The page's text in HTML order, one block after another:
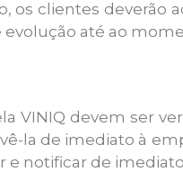
os clientes
até ao
VINIQ devem ser
la de imediato à
notificar de